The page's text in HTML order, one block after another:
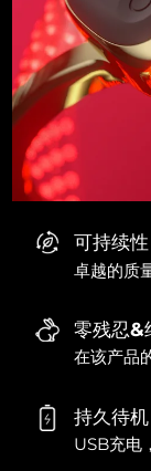
可持续性
卓越的质
零残忍&
在该产品
持久待机
USB充电